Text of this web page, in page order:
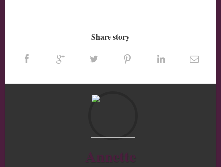
Share story
Annette